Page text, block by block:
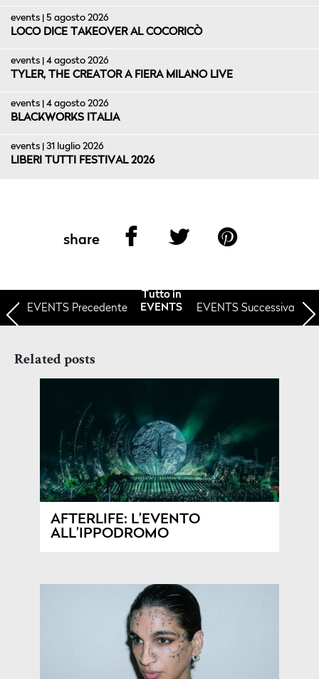
events | 5 agosto 2026
LOCO DICE TAKEOVER AL COCORICÒ
events | 4 agosto 2026
TYLER, THE CREATOR A FIERA MILANO LIVE
events | 4 agosto 2026
BLACKWORKS ITALIA
events | 31 luglio 2026
LIBERI TUTTI FESTIVAL 2026
share
EVENTS Precedente
Tutto in
EVENTS
EVENTS Successiva
Related posts
AFTERLIFE: L’EVENTO
ALL’IPPODROMO